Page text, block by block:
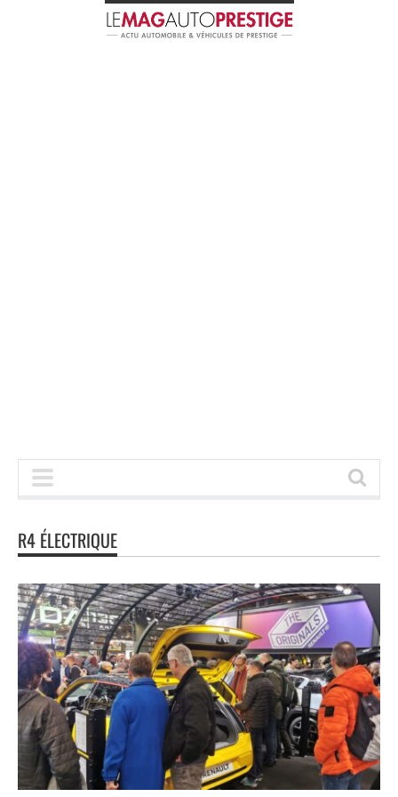
R4 ÉLECTRIQUE